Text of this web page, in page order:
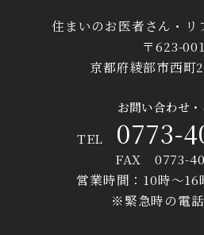
住まいのお医者さん・リ
〒623-
京都府綾部市西町
お問い合わせ
TEL 0773-
FAX 0773-
営業時間：10時〜16
※緊急時の電